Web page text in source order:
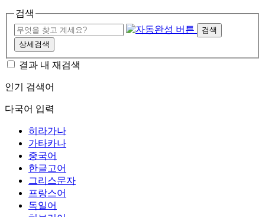
검색
검색
상세검색
결과 내 재검색
인기 검색어
다국어 입력
히라가나
가타카나
중국어
한글고어
그리스문자
프랑스어
독일어